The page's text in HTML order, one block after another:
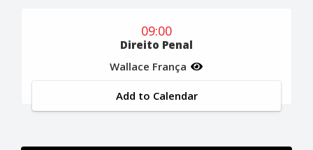
09:00
Direito Penal
Wallace França
Add to Calendar